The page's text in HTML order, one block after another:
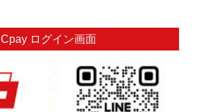
Cpay ログイン画面